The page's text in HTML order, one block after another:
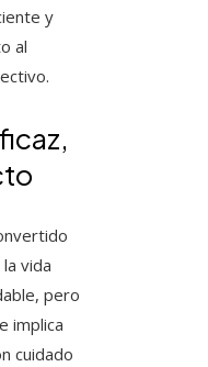
y
al
vida
pero
implica
cuidado